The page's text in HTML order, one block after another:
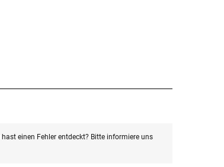
einen Fehler entdeckt? Bitte informiere uns